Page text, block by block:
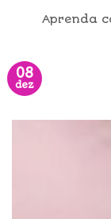
Aprenda
08
dez